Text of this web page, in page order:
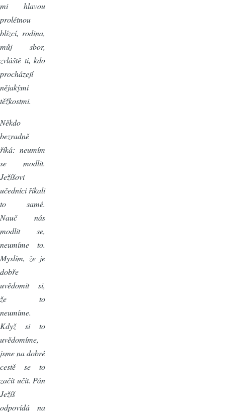
mi hlavou
prolétnou
blízcí, rodina,
můj sbor,
zvláště ti, kdo
procházejí
nějakými
těžkostmi.
Někdo
bezradně
říká: neumím
se modlit.
Ježíšovi
učedníci říkali
to samé.
Nauč nás
modlit se,
neumíme to.
Myslím, že je
dobře
uvědomit si,
že to
neumíme.
Když si to
uvědomíme,
jsme na dobré
cestě se to
začít učit. Pán
Ježíš
odpovídá na